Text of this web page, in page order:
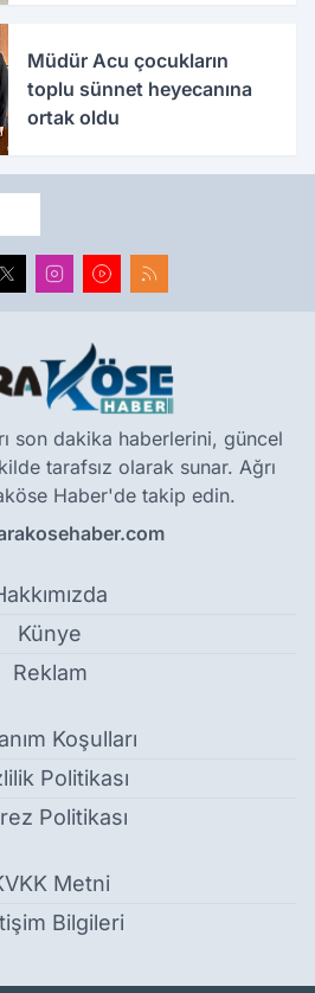
Müdür Acu çocukların
toplu sünnet heyecanına
ortak oldu
son dakika haberlerini, güncel
tarafsız olarak sunar. Ağrı
Haber'de takip edin.
Künye
Reklam
Koşulları
Politikası
Politikası
Metni
Bilgileri